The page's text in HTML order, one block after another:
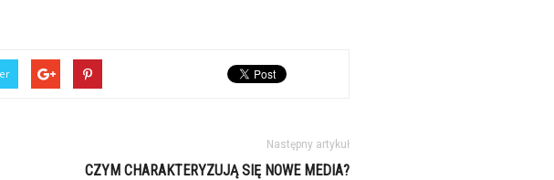
Następny artykuł
CZYM CHARAKTERYZUJĄ SIĘ NOWE MEDIA?